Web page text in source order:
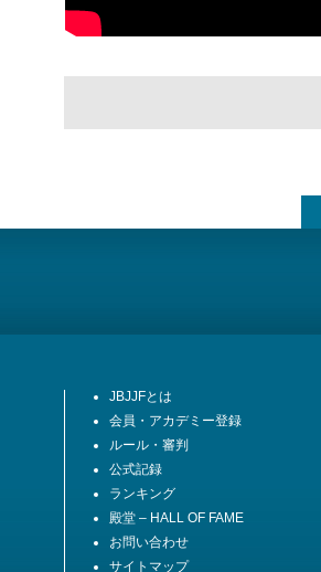
JBJJFとは
会員・アカデミー登録
ルール・審判
公式記録
ランキング
殿堂 – HALL OF FAME
お問い合わせ
サイトマップ